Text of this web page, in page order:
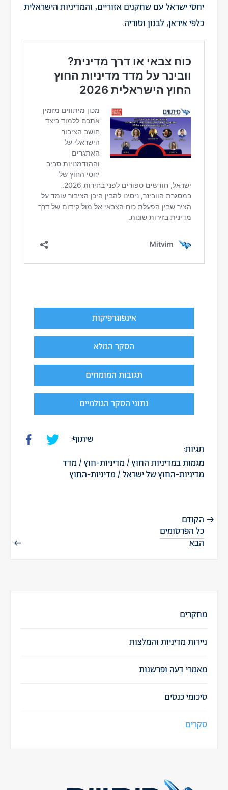
יחסי ישראל עם שחקנים אזוריים, והמדיניות הישראלית
כלפי איראן, לבנון וסוריה.
אינפוגרפיקות
הסקר המלא
תגובות המומחים
נתוני הסקר הגולמיים
שיתוף:
תגיות:
מגמות במדיניות החוץ/ מדיניות-חוץ/ מדד
מדיניות-החוץ של ישראל/ מדיניות-החוץ
הקודם
כל הפרסומים
הבא
מחקרים
ניירות מדיניות והמלצות
מאמרי דעה ופרשנות
סיכומי כנסים
סקרים